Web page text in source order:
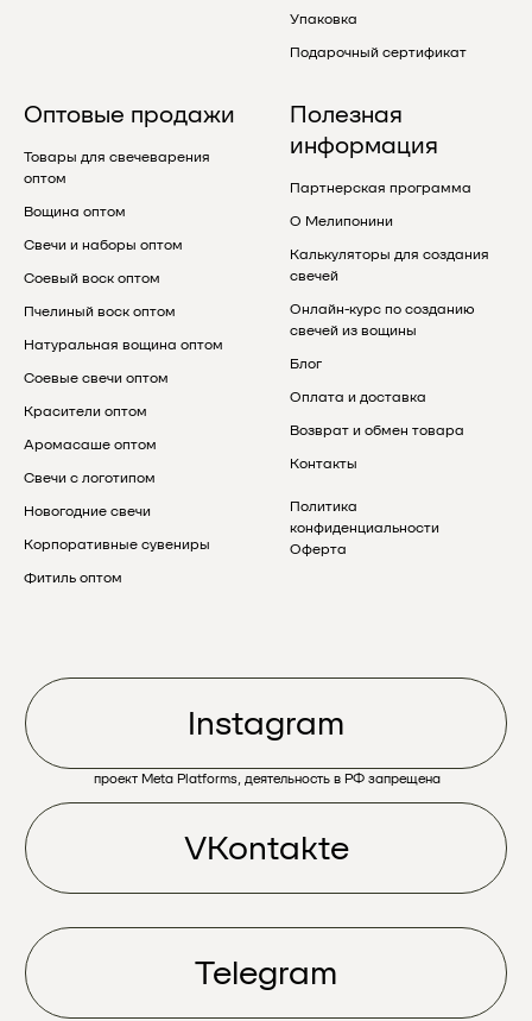
Упаковка
Подарочный сертификат
Оптовые продажи
Товары для свечеварения
оптом
Вощина оптом
Свечи и наборы оптом
Соевый воск оптом
Пчелиный воск оптом
Натуральная вощина оптом
Соевые свечи оптом
Красители оптом
Аромасаше оптом
Свечи с логотипом
Новогодние свечи
Корпоративные сувениры
Фитиль оптом
Полезная
информация
Партнерская программа
О Мелипонини
Калькуляторы для создания
свечей
Онлайн-курс по созданию
свечей из вощины
Блог
Оплата и доставка
Возврат и обмен товара
Контакты
Политика
конфиденциальности
Оферта